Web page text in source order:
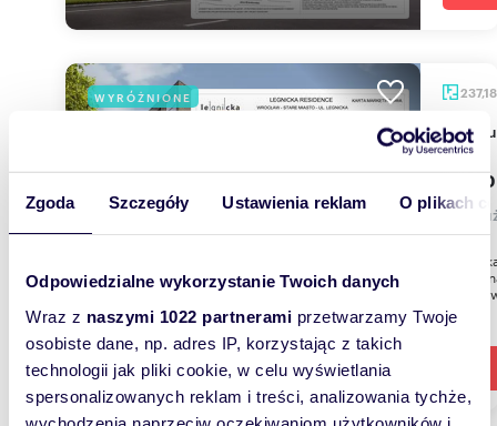
Zgoda Szczegóły Ustawienia reklam O plikach
Odpowiedzialne wykorzystanie Twoich danych
Wraz z naszymi 1022 partnerami przetwarzamy Twoje
osobiste dane, np. adres IP, korzystając z takich
technologii jak pliki cookie, w celu wyświetlania
spersonalizowanych reklam i treści, analizowania tychże,
WYRÓŻNIONE
lokal
3 500
lokal